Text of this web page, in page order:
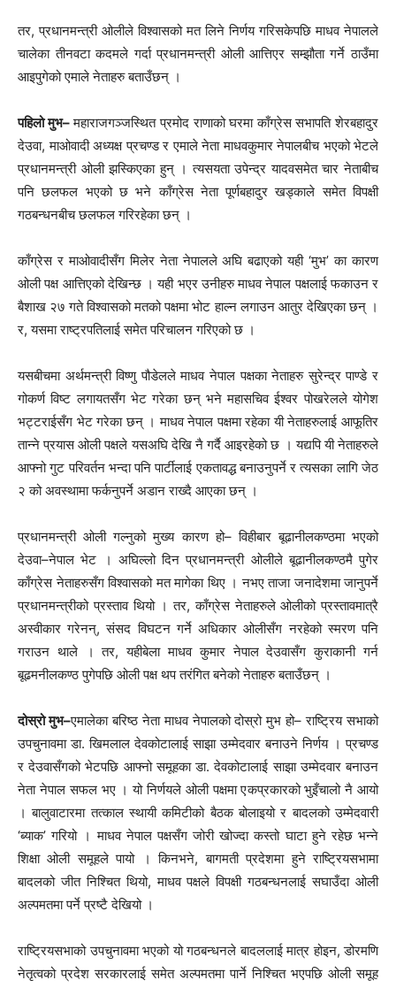
तर, प्रधानमन्त्री ओलीले विश्वासको मत लिने निर्णय गरिसकेपछि माधव नेपालले
चालेका तीनवटा कदमले गर्दा प्रधानमन्त्री ओली आत्तिएर सम्झौता गर्ने ठाउँमा
आइपुगेको एमाले नेताहरु बताउँछन् ।
पहिलो मुभ–महाराजगञ्जस्थित प्रमोद राणाको घरमा काँग्रेस सभापति शेरबहादुर
देउवा, माओवादी अध्यक्ष प्रचण्ड र एमाले नेता माधवकुमार नेपालबीच भएको भेटले
प्रधानमन्त्री ओली झस्किएका हुन् । त्यसयता उपेन्द्र यादवसमेत चार नेताबीच
पनि छलफल भएको छ भने काँग्रेस नेता पूर्णबहादुर खड्काले समेत विपक्षी
गठबन्धनबीच छलफल गरिरहेका छन् ।
काँग्रेस र माओवादीसँग मिलेर नेता नेपालले अघि बढाएको यही ‘मुभ’ का कारण
ओली पक्ष आत्तिएको देखिन्छ । यही भएर उनीहरु माधव नेपाल पक्षलाई फकाउन र
बैशाख २७ गते विश्वासको मतको पक्षमा भोट हाल्न लगाउन आतुर देखिएका छन् ।
र, यसमा राष्ट्रपतिलाई समेत परिचालन गरिएको छ ।
यसबीचमा अर्थमन्त्री विष्णु पौडेलले माधव नेपाल पक्षका नेताहरु सुरेन्द्र पाण्डे र
गोकर्ण विष्ट लगायतसँग भेट गरेका छन् भने महासचिव ईश्वर पोखरेलले योगेश
भट्टराईसँग भेट गरेका छन् । माधव नेपाल पक्षमा रहेका यी नेताहरुलाई आफूतिर
तान्ने प्रयास ओली पक्षले यसअघि देखि नै गर्दै आइरहेको छ । यद्यपि यी नेताहरुले
आफ्नो गुट परिवर्तन भन्दा पनि पार्टीलाई एकतावद्ध बनाउनुपर्ने र त्यसका लागि जेठ
२ को अवस्थामा फर्कनुपर्ने अडान राख्दै आएका छन् ।
प्रधानमन्त्री ओली गल्नुको मुख्य कारण हो– विहीबार बूढानीलकण्ठमा भएको
देउवा–नेपाल भेट । अघिल्लो दिन प्रधानमन्त्री ओलीले बूढानीलकण्ठमै पुगेर
काँग्रेस नेताहरुसँग विश्वासको मत मागेका थिए । नभए ताजा जनादेशमा जानुपर्ने
प्रधानमन्त्रीको प्रस्ताव थियो । तर, काँग्रेस नेताहरुले ओलीको प्रस्तावमात्रै
अस्वीकार गरेनन्, संसद विघटन गर्ने अधिकार ओलीसँग नरहेको स्मरण पनि
गराउन थाले । तर, यहीबेला माधव कुमार नेपाल देउवासँग कुराकानी गर्न
बूढमनीलकण्ठ पुगेपछि ओली पक्ष थप तरंगित बनेको नेताहरु बताउँछन् ।
दोस्रो मुभ–एमालेका बरिष्ठ नेता माधव नेपालको दोस्रो मुभ हो– राष्ट्रिय सभाको
उपचुनावमा डा. खिमलाल देवकोटालाई साझा उम्मेदवार बनाउने निर्णय । प्रचण्ड
र देउवासँगको भेटपछि आफ्नो समूहका डा. देवकोटालाई साझा उम्मेदवार बनाउन
नेता नेपाल सफल भए । यो निर्णयले ओली पक्षमा एकप्रकारको भुइँचालो नै आयो
। बालुवाटारमा तत्काल स्थायी कमिटीको बैठक बोलाइयो र बादलको उम्मेदवारी
‘ब्याक’ गरियो । माधव नेपाल पक्षसँग जोरी खोज्दा कस्तो घाटा हुने रहेछ भन्ने
शिक्षा ओली समूहले पायो । किनभने, बागमती प्रदेशमा हुने राष्ट्रियसभामा
बादलको जीत निश्चित थियो, माधव पक्षले विपक्षी गठबन्धनलाई सघाउँदा ओली
अल्पमतमा पर्ने प्रष्टै देखियो ।
राष्ट्रियसभाको उपचुनावमा भएको यो गठबन्धनले बादललाई मात्र होइन, डोरमणि
नेतृत्वको प्रदेश सरकारलाई समेत अल्पमतमा पार्ने निश्चित भएपछि ओली समूह